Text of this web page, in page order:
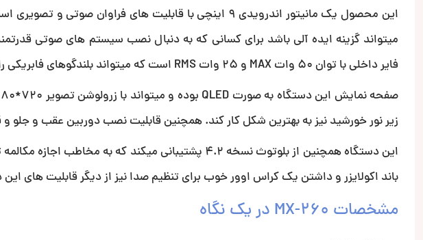
میتواند گزینه ایده آلی باشد برای کسانی که به دنبال نصب سیستم های صوتی
فایر داخلی با توان 50 وات MAX و 25 وات RMS است که میتواند بلندگوهای فابریکی را نیز به بهترین شکل راه اندازی کند.
زیر نور خورشید نیز به بهترین شکل کار کند. همچنین قابلیت نصب دوربین عقب و جلو و
باند اکولایزر و داشتن یک کراس اوور خوب برای تنظیم صدا نیز از دیگر قابلیت های
مشخصات MX-260 در یک نگاه